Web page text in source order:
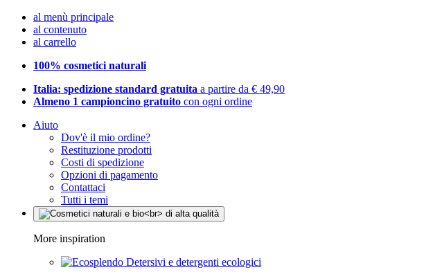
al menù principale
al contenuto
al carrello
100% cosmetici naturali
Italia: spedizione standard gratuita a partire da € 49,90
Almeno 1 campioncino gratuito con ogni ordine
Aiuto
Dov'è il mio ordine?
Restituzione prodotti
Costi di spedizione
Opzioni di pagamento
Contattaci
Tutti i temi
More inspiration
Detersivi e detergenti ecologici